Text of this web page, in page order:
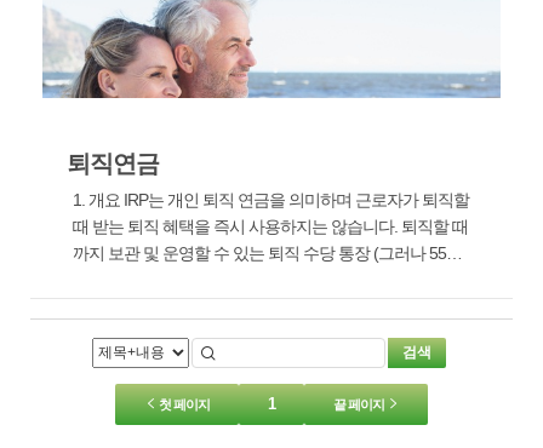
퇴직연금
1. 개요 IRP는 개인 퇴직 연금을 의미하며 근로자가 퇴직할
때 받는 퇴직 혜택을 즉시 사용하지는 않습니다. 퇴직할 때
까지 보관 및 운영할 수 있는 퇴직 수당 통장 (그러나 55세
검색
첫 페이지 1 끝 페이지